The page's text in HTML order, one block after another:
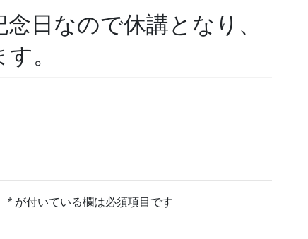
日なので休講となり、
。
* が付いている欄は必須項目です